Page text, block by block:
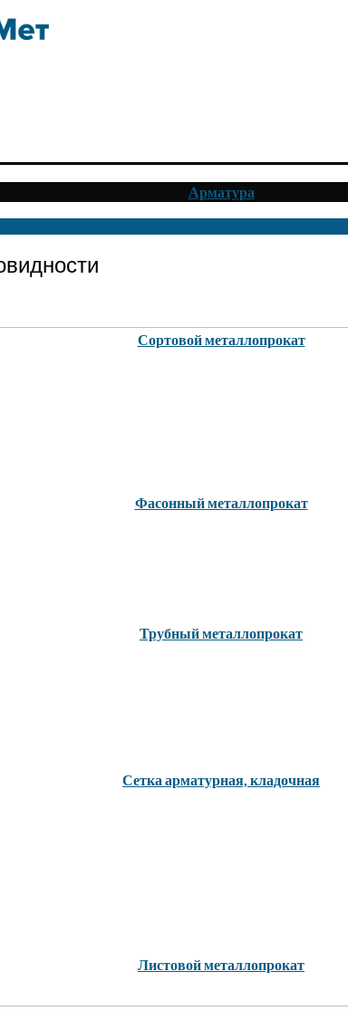
Арматура
Сортовой металлопрокат
Фасонный металлопрокат
Трубный металлопрокат
Сетка арматурная, кладочная
Листовой металлопрокат